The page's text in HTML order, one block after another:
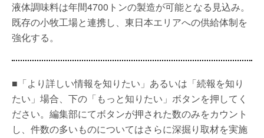
液体調味料は年間4700トンの製造が可能となる見込み。
既存の小牧工場と連携し、東日本エリアへの供給体制を
強化する。
■「より詳しい情報を知りたい」あるいは「続報を知り
たい」場合、下の「もっと知りたい」ボタンを押してく
ださい。編集部にてボタンが押された数のみをカウント
し、件数の多いものについてはさらに深掘り取材を実施